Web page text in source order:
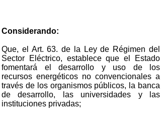
Considerando:
Que, el Art. 63. de la Ley de Régimen del
Sector Eléctrico, establece que el Estado
fomentará el desarrollo y uso de los
recursos energéticos no convencionales a
través de los organismos públicos, la banca
de desarrollo, las universidades y las
instituciones privadas;